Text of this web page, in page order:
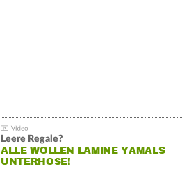
Leere Regale?
ALLE WOLLEN LAMINE YAMALS
UNTERHOSE!